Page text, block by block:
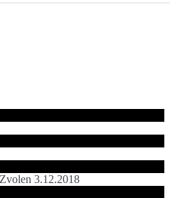
3.12.2018